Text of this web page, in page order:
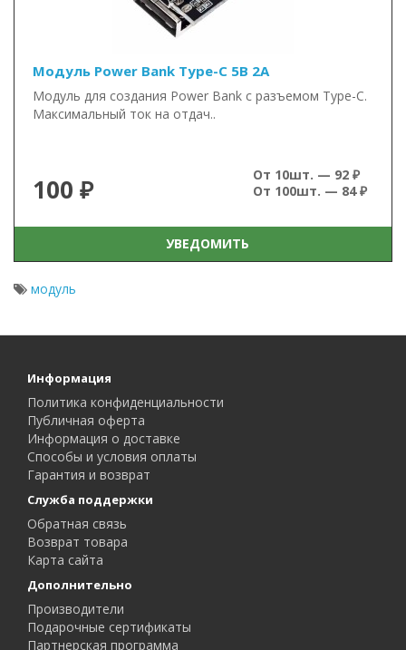
Модуль Power Bank Type-C 5В 2А
Модуль для создания Power Bank с разъемом Type-C.
Максимальный ток на отдач..
100 ₽
От 10шт. — 92 ₽
От 100шт. — 84 ₽
УВЕДОМИТЬ
модуль
Информация
Политика конфиденциальности
Публичная оферта
Информация о доставке
Способы и условия оплаты
Гарантия и возврат
Служба поддержки
Обратная связь
Возврат товара
Карта сайта
Дополнительно
Производители
Подарочные сертификаты
Партнерская программа